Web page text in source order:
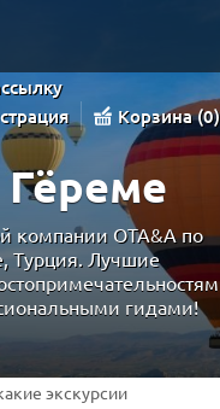
Корзина 0
Гёреме
компании OTA&A по
Турция. Лучшие
гидами!
экскурсии